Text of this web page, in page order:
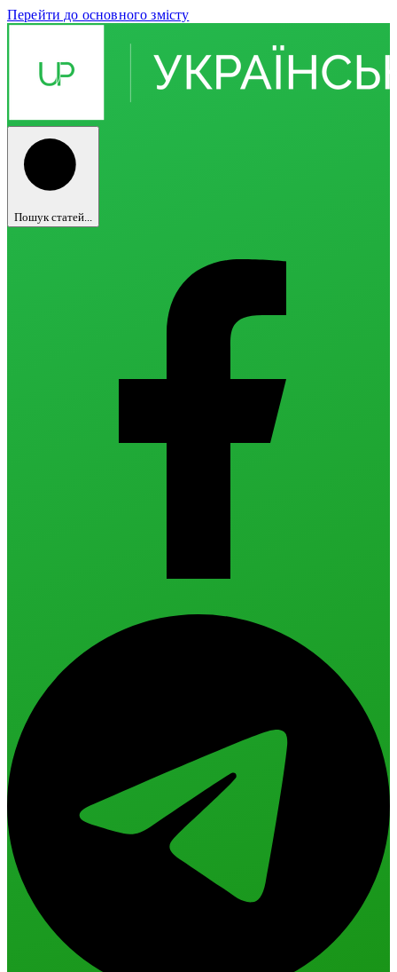
Перейти до основного змісту
Пошук статей...